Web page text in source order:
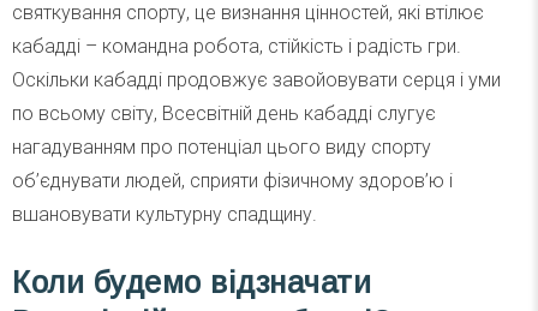
святкування спорту, це визнання цінностей, які втілює
кабадді – командна робота, стійкість і радість гри.
Оскільки кабадді продовжує завойовувати серця і уми
по всьому світу, Всесвітній день кабадді слугує
нагадуванням про потенціал цього виду спорту
об’єднувати людей, сприяти фізичному здоров’ю і
вшановувати культурну спадщину.
Коли будемо відзначати